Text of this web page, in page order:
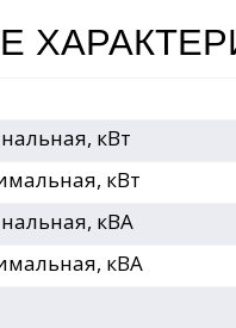
кВт
кВт
кВА
кВА